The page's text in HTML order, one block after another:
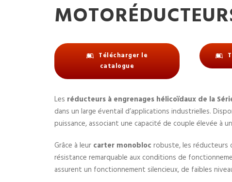
Télécharger le
catalogue
Les réducteurs à engrenages hélicoïdaux de la
dans un large éventail d’applications industrielles.
puissance, associant une capacité de couple élevée à
Grâce à leur carter monobloc robuste, les réducteurs
résistance remarquable aux conditions de
assurent un fonctionnement silencieux, de faibles